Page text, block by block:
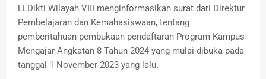
LLDikti Wilayah VIII menginformasikan surat dari Direktur
Pembelajaran dan Kemahasiswaan, tentang
pemberitahuan pembukaan pendaftaran Program Kampus
Mengajar Angkatan 8 Tahun 2024 yang mulai dibuka pada
tanggal 1 November 2023 yang lalu.